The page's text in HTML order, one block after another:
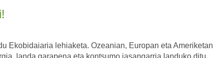
Ekobidaiaria lehiaketa. Ozeanian, Europan eta Ameriketan
landa garapena eta kontsumo jasangarria landuko ditu.